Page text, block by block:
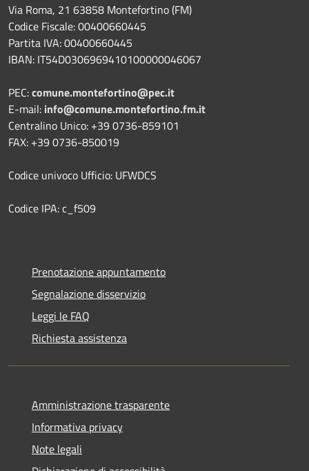
Via Roma, 21 63858 Montefortino (FM)
Codice Fiscale: 00400660445
Partita IVA: 00400660445
IBAN: IT54D0306969410100000046067
PEC:comune.montefortino@pec.it
E-mail: info@comune.montefortino.fm.it
Centralino Unico: +39 0736-859101
FAX: +39 0736-850019
Codice univoco Ufficio: UFWDCS
Codice IPA: c_f509
Prenotazione appuntamento
Segnalazione disservizio
Leggi le FAQ
Richiesta assistenza
Amministrazione trasparente
Informativa privacy
Note legali